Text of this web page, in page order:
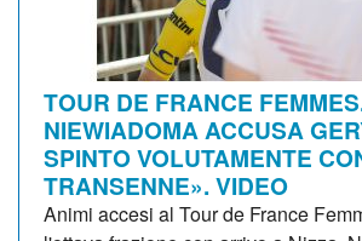
TOUR DE FRANCE
NIEWIADOMA ACCUSA
SPINTO VOLUTAMENTE
TRANSENNE». VIDEO
Animi accesi al Tour de France